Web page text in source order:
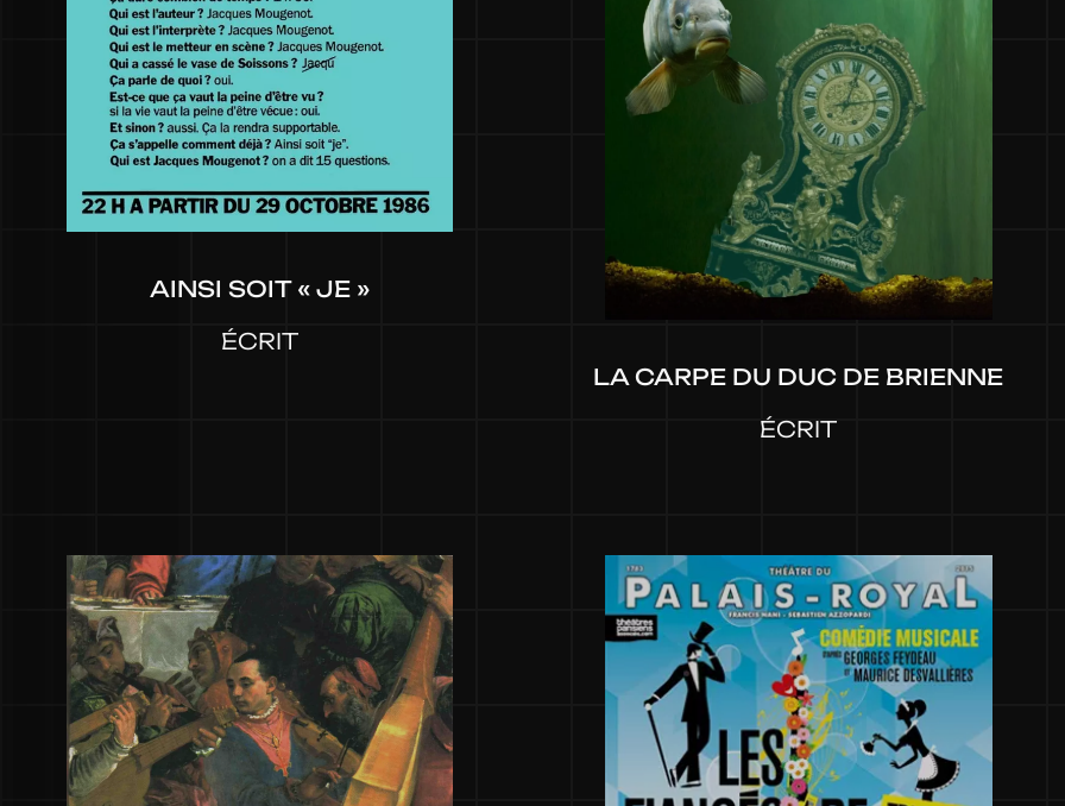
AINSI SOIT « JE »
ÉCRIT
LA CARPE DU DUC DE BRIENNE
ÉCRIT